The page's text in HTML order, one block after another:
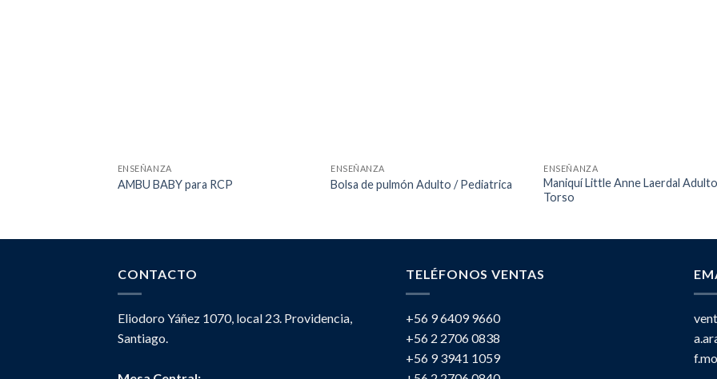
ENSEÑANZA
AMBU BABY para RCP
ENSEÑANZA
Bolsa de pulmón Adulto / Pediatrica
ENSEÑANZA
Maniquí Little Anne Laerdal
Torso
CONTACTO
Eliodoro Yáñez 1070, local 23. Providencia,
Santiago.
TELÉFONOS VENTAS
+56 9 6409 9660
+56 2 2706 0838
+56 9 3941 1059